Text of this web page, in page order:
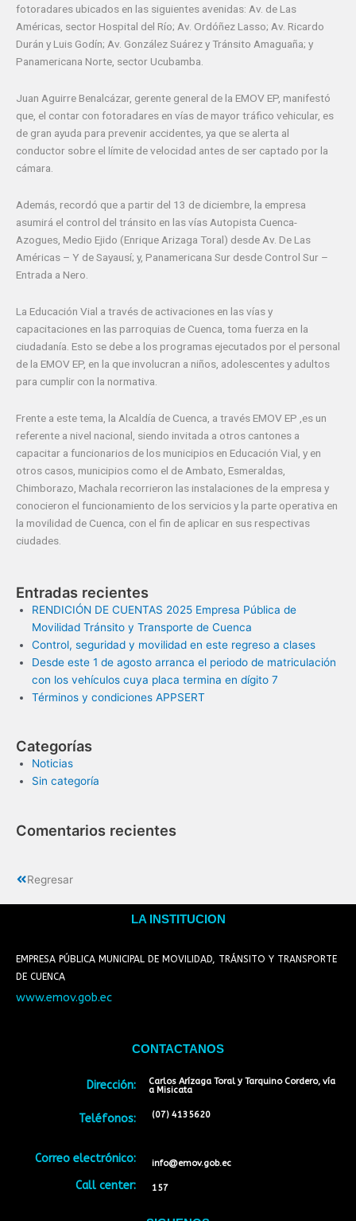
fotoradares ubicados en las siguientes avenidas: Av. de Las
Américas, sector Hospital del Río; Av. Ordóñez Lasso; Av. Ricardo
Durán y Luis Godín; Av. González Suárez y Tránsito Amaguaña; y
Panamericana Norte, sector Ucubamba.
Juan Aguirre Benalcázar, gerente general de la EMOV EP, manifestó
que, el contar con fotoradares en vías de mayor tráfico vehicular, es
de gran ayuda para prevenir accidentes, ya que se alerta al
conductor sobre el límite de velocidad antes de ser captado por la
cámara.
Además, recordó que a partir del 13 de diciembre, la empresa
asumirá el control del tránsito en las vías Autopista Cuenca-
Azogues, Medio Ejido (Enrique Arizaga Toral) desde Av. De Las
Américas – Y de Sayausí; y, Panamericana Sur desde Control Sur –
Entrada a Nero.
La Educación Vial a través de activaciones en las vías y
capacitaciones en las parroquias de Cuenca, toma fuerza en la
ciudadanía. Esto se debe a los programas ejecutados por el personal
de la EMOV EP, en la que involucran a niños, adolescentes y adultos
para cumplir con la normativa.
Frente a este tema, la Alcaldía de Cuenca, a través EMOV EP ,es un
referente a nivel nacional, siendo invitada a otros cantones a
capacitar a funcionarios de los municipios en Educación Vial, y en
otros casos, municipios como el de Ambato, Esmeraldas,
Chimborazo, Machala recorrieron las instalaciones de la empresa y
conocieron el funcionamiento de los servicios y la parte operativa en
la movilidad de Cuenca, con el fin de aplicar en sus respectivas
ciudades.
Entradas recientes
RENDICIÓN DE CUENTAS 2025 Empresa Pública de
Movilidad Tránsito y Transporte de Cuenca
Control, seguridad y movilidad en este regreso a clases
Desde este 1 de agosto arranca el periodo de matriculación
con los vehículos cuya placa termina en dígito 7
Términos y condiciones APPSERT
Categorías
Noticias
Sin categoría
Comentarios recientes
Regresar
LA INSTITUCION
EMPRESA PÚBLICA MUNICIPAL DE MOVILIDAD, TRÁNSITO Y TRANSPORTE
DE CUENCA
www.emov.gob.ec
CONTACTANOS
Dirección:
Teléfonos:
Correo electrónico:
Call center:
Carlos Arízaga Toral y Tarquino Cordero, vía
a Misicata
(07) 4135620
info@emov.gob.ec
157